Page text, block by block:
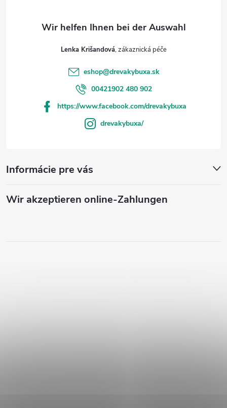
Lenka Krišandová
eshop@drevakybuxa.sk
00421902 480 902
https://www.facebook.com/drevakybuxa
drevakybuxa/
Informácie pre vás
Wir akzeptieren online-Zahlungen